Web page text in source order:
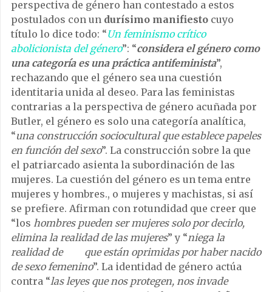
perspectiva de género han contestado a estos
postulados con un durísimo manifiesto cuyo
título lo dice todo: “Un feminismo crítico
abolicionista del género”: “considera el género como
una categoría es una práctica antifeminista”,
rechazando que el género sea una cuestión
identitaria unida al deseo. Para las feministas
contrarias a la perspectiva de género acuñada por
Butler, el género es solo una categoría analítica,
“una construcción sociocultural que establece papeles
en función del sexo”. La construcción sobre la que
el patriarcado asienta la subordinación de las
mujeres. La cuestión del género es un tema entre
mujeres y hombres., o mujeres y machistas, si así
se prefiere. Afirman con rotundidad que creer que
“los hombres pueden ser mujeres solo por decirlo,
elimina la realidad de las mujeres” y “niega la
realidad de que están oprimidas por haber nacido
de sexo femenino”. La identidad de género actúa
contra “las leyes que nos protegen, nos invade